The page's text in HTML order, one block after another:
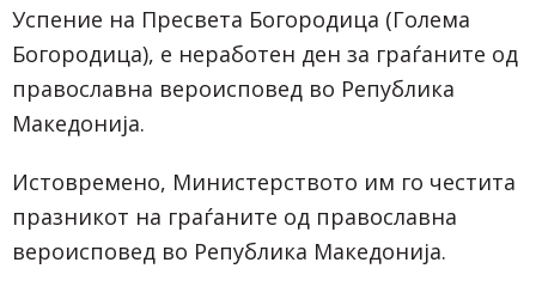
Успение на Пресвета Богородица (Голема
Богородица), е неработен ден за граѓаните од
православна вероисповед во Република
Македонија.
Истовремено, Министерството им го честита
празникот на граѓаните од православна
вероисповед во Република Македонија.